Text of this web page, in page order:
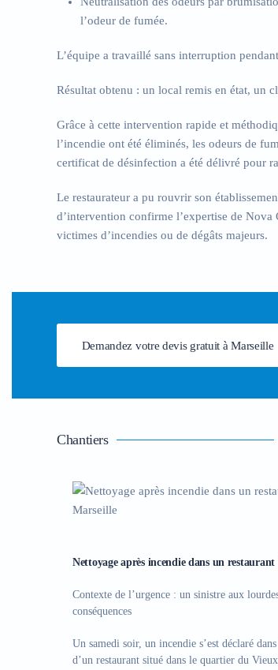
l’odeur de fumée.
L’équipe a travaillé sans interruption
Résultat obtenu : un local remis en état, un
Grâce à cette intervention rapide et
l’incendie ont été éliminés, les odeurs de
certificat de désinfection a été délivré pour
Le restaurateur a pu rouvrir son
d’intervention confirme l’expertise de Nova
victimes d’incendies ou de dégâts majeurs.
Demandez votre devis gratuit à Marseille
Chantiers
Nettoyage après incendie dans un
Contexte de l’urgence : un sinistre aux
conséquences
Un samedi soir, un incendie s’est déclaré
d’un restaurant situé dans le quartier du